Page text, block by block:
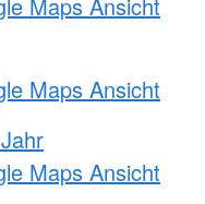
Maps Ansicht
Maps Ansicht